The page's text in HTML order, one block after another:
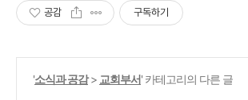
공감 구독하기
'소식과 공감> 교회부서' 카테고리의 다른 글